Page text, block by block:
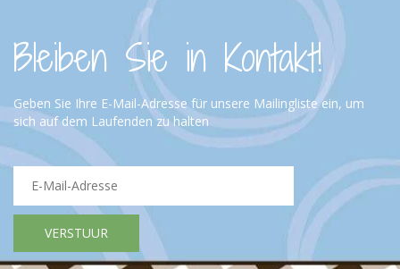
Bleiben Sie in Kontakt!
Geben Sie Ihre E-Mail-Adresse für unsere Mailingliste ein, um
sich auf dem Laufenden zu halten